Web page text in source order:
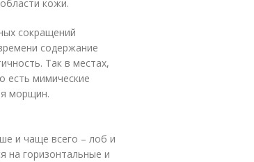
кожи.
сокращений
содержание
Так в местах,
есть мимические
морщин.
и чаще всего – лоб и
на горизонтальные и